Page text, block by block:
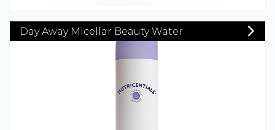
Day Away Micellar Beauty Water